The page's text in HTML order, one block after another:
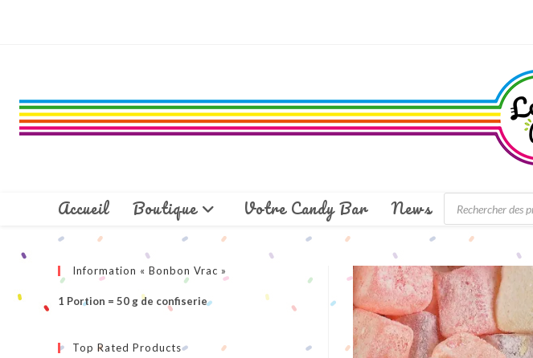
Accueil Boutique Votre Candy Bar News
de
produits
Information « Bonbon Vrac »
1 Portion = 50 g de confiserie
Top Rated Products